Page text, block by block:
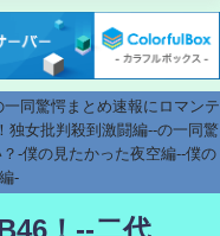
同驚愕まとめ速報にロマンテ
独女批判殺到激闘編--の一同驚
-僕の見たかった夜空編--僕の
-
！--二代